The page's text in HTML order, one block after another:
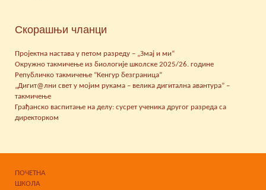
Скорашњи чланци
Пројектна настава у петом разреду – „Змај и ми“
Окружно такмичење из биологије школске 2025/26. године
Републичко такмичење “Кенгур безграница”
„Дигит@лни свет у мојим рукама – велика дигитална авантура” –
такмичење
Грађанско васпитање на делу: сусрет ученика другог разреда са
директорком
ПОЧЕТНА
ШКОЛА